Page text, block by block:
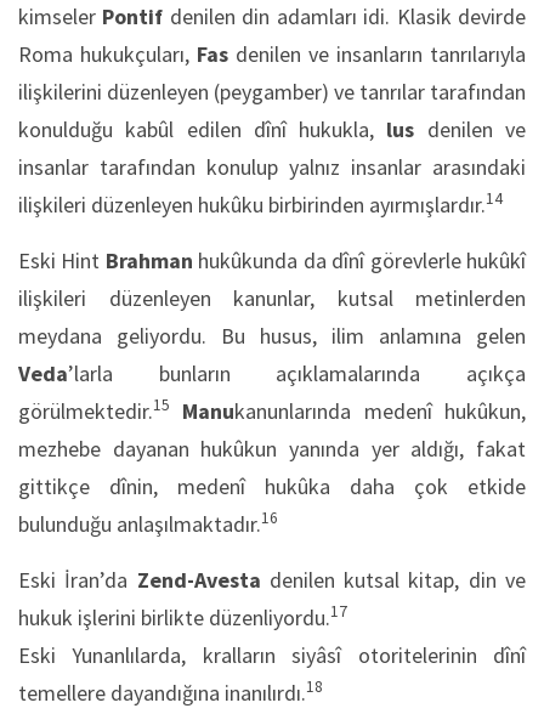
kimseler Pontif denilen din adamları idi. Klasik devirde
Roma hukukçuları, Fas denilen ve insanların tanrılarıyla
ilişkilerini düzenleyen (peygamber) ve tanrılar tarafından
konulduğu kabûl edilen dînî hukukla, lus denilen ve
insanlar tarafından konulup yalnız insanlar arasındaki
ilişkileri düzenleyen hukûku birbirinden ayırmışlardır.14
Eski Hint Brahman hukûkunda da dînî görevlerle hukûkî
ilişkileri düzenleyen kanunlar, kutsal metinlerden
meydana geliyordu. Bu husus, ilim anlamına gelen
Veda’larla bunların açıklamalarında açıkça
görülmektedir.15 Manukanunlarında medenî hukûkun,
mezhebe dayanan hukûkun yanında yer aldığı, fakat
gittikçe dînin, medenî hukûka daha çok etkide
bulunduğu anlaşılmaktadır.16
Eski İran’da Zend-Avesta denilen kutsal kitap, din ve
hukuk işlerini birlikte düzenliyordu.17
Eski Yunanlılarda, kralların siyâsî otoritelerinin dînî
temellere dayandığına inanılırdı.18